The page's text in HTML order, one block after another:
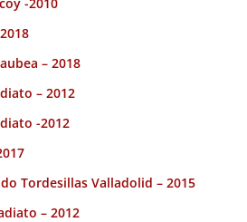
– 2018
– 2012
-2012
Tordesillas Valladolid – 2015
– 2012